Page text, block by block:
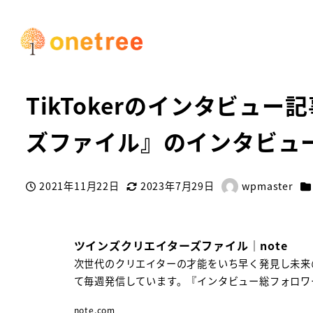
HOME お知らせ
TikTokerのインタビュー
ズファイル』のインタビュ
投稿日
2021年11月22日
更新日
2023年7月29日
著
wpmaster
ツインズクリエイターズファイル｜note
次世代のクリエイターの才能をいち早く発見し未
て毎週発信しています。『インタビュー総フォロ
note.com